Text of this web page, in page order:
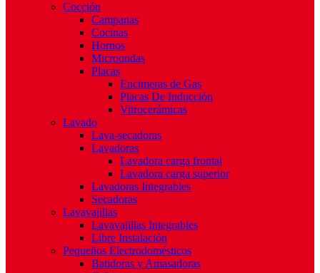
Cocción
Campanas
Cocinas
Hornos
Microondas
Placas
Encimeras de Gas
Placas De Inducción
Vitrocerámicas
Lavado
Lava-secadoras
Lavadoras
Lavadora carga frontal
Lavadora carga superior
Lavadoras Integrables
Secadoras
Lavavajillas
Lavavajillas Integrables
Libre Instalación
Pequeños Electrodomésticos
Batidoras y Amasadoras